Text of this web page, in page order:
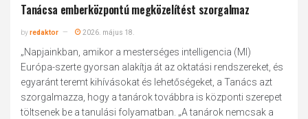
Tanácsa emberközpontú megközelítést szorgalmaz
byredaktor 2026. május 18.
„Napjainkban, amikor a mesterséges intelligencia (MI)
Európa-szerte gyorsan alakítja át az oktatási rendszereket, és
egyaránt teremt kihívásokat és lehetőségeket, a Tanács azt
szorgalmazza, hogy a tanárok továbbra is központi szerepet
töltsenek be a tanulási folyamatban. „A tanárok nemcsak a